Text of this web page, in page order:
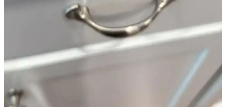
Bodrum katlarında doğal ışık sınırlıdır; doğru boya renkleri ve alt
tonları seçimi mekanın sıcak ve ferah görünmesini sağlar. Navajo
White, Swiss Coffee gibi renkler detaylıca incelenmiştir.
Tuğla Cepheyi Beyaza Boyamanın Estetik ve Yapısal
Etkileri Üzerine Değerlendirme
Tuğla cephelerin beyaza boyanması estetik açıdan tercih edilse de,
bakım zorlukları ve yapısal riskler taşır. Doğal nefes alma özelliği
kaybolabilir, alternatif çözümler önerilir.